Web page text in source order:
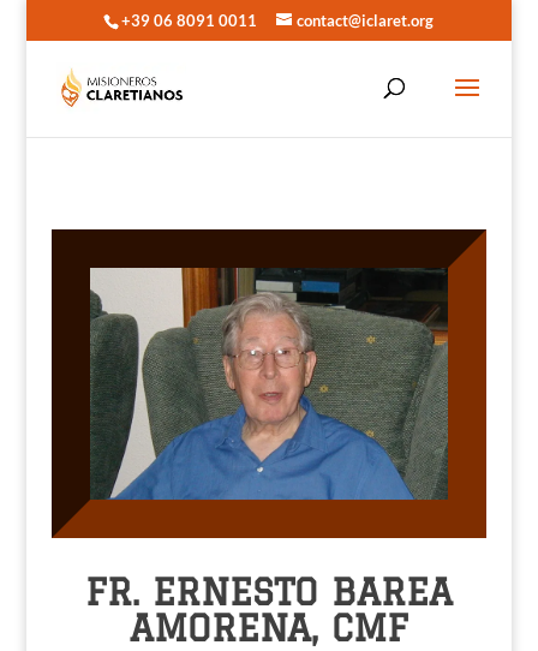
+39 06 8091 0011 contact@iclaret.org
FR. ERNESTO BAREA
AMORENA, CMF